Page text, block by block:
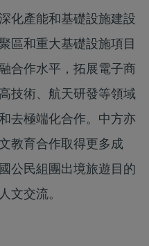
化產能和基礎設施建設
區和重大基礎設施項目
合作水平，拓展電子商
技術、航天研發等領域
去極端化合作。中方亦
教育合作取得更多成
公民組團出境旅遊目的
文交流。